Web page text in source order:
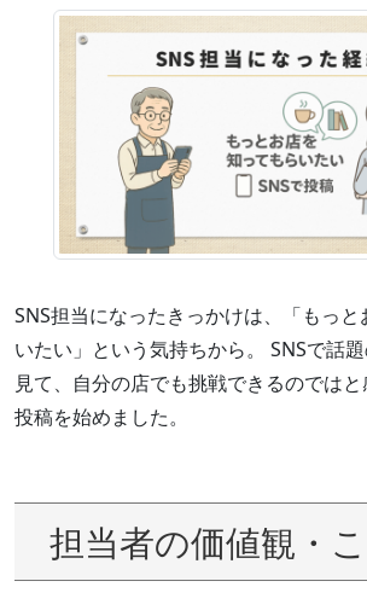
SNS担当になったきっかけは、「もっ
いたい」という気持ちから。 SNSで話
見て、自分の店でも挑戦できるのでは
投稿を始めました。
担当者の価値観・